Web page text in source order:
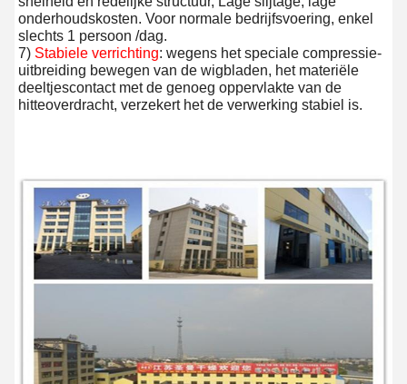
onderhoudskosten. Voor normale bedrijfsvoering, enkel
slechts 1 persoon /dag.
7) Stabiele verrichting: wegens het speciale compressie-
uitbreiding bewegen van de wigbladen, het materiële
deeltjescontact met de genoeg oppervlakte van de
hitteoverdracht, verzekert het de verwerking stabiel is.